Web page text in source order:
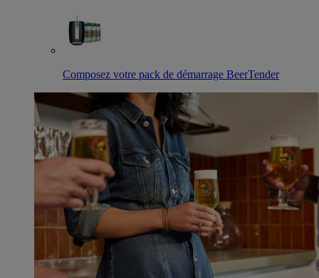
Composez votre pack de démarrage BeerTender